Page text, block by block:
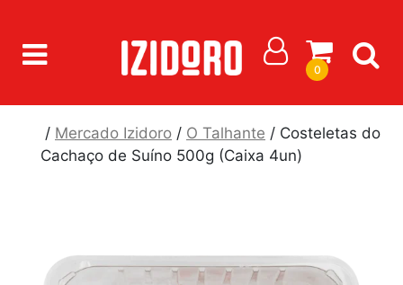
0
/ Mercado Izidoro / O Talhante / Costeletas do
Cachaço de Suíno 500g (Caixa 4un)